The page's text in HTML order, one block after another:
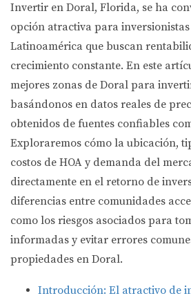
Invertir en Doral, Florida, se ha
opción atractiva para
Latinoamérica que buscan
crecimiento constante. En este
mejores zonas de Doral para
basándonos en datos reales de
obtenidos de fuentes confiables
Exploraremos cómo la ubicación,
costos de HOA y demanda del
directamente en el retorno de
diferencias entre comunidades
como los riesgos asociados para
informadas y evitar errores
propiedades en Doral.
Introducción: El atractivo de